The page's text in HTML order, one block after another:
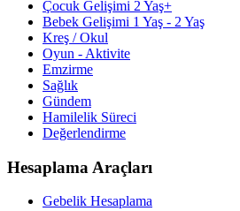
Çocuk Gelişimi 2 Yaş+
Bebek Gelişimi 1 Yaş - 2 Yaş
Kreş / Okul
Oyun - Aktivite
Emzirme
Sağlık
Gündem
Hamilelik Süreci
Değerlendirme
Hesaplama Araçları
Gebelik Hesaplama